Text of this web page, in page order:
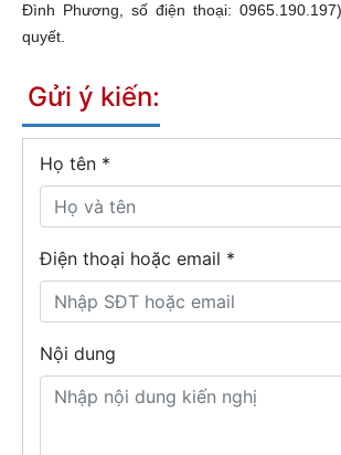
Đình Phương, số điện thoại:
quyết.
Gửi ý kiến:
Họ tên *
Điện thoại hoặc email *
Nội dung